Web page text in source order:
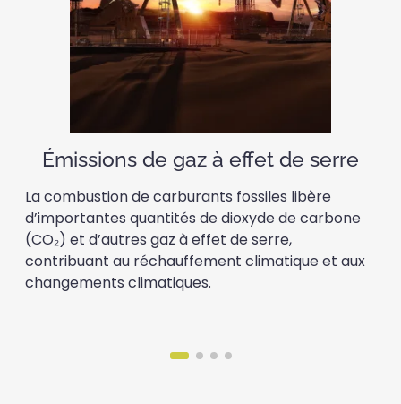
Émissions de gaz à effet de serre
La combustion de carburants fossiles libère
d’importantes quantités de dioxyde de carbone
(CO₂) et d’autres gaz à effet de serre,
contribuant au réchauffement climatique et aux
changements climatiques.